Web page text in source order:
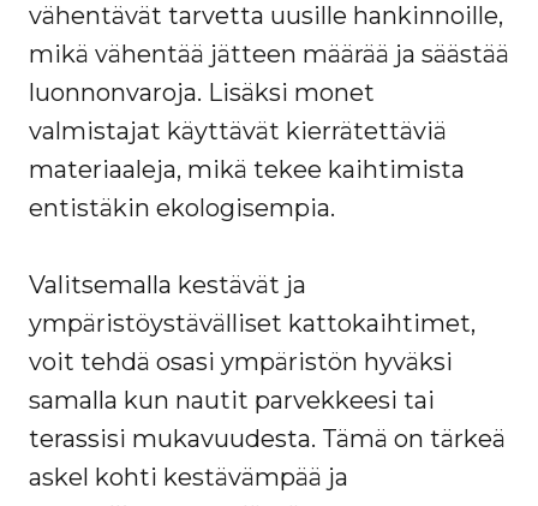
vähentävät tarvetta uusille hankinnoille,
mikä vähentää jätteen määrää ja säästää
luonnonvaroja. Lisäksi monet
valmistajat käyttävät kierrätettäviä
materiaaleja, mikä tekee kaihtimista
entistäkin ekologisempia.
Valitsemalla kestävät ja
ympäristöystävälliset kattokaihtimet,
voit tehdä osasi ympäristön hyväksi
samalla kun nautit parvekkeesi tai
terassisi mukavuudesta. Tämä on tärkeä
askel kohti kestävämpää ja